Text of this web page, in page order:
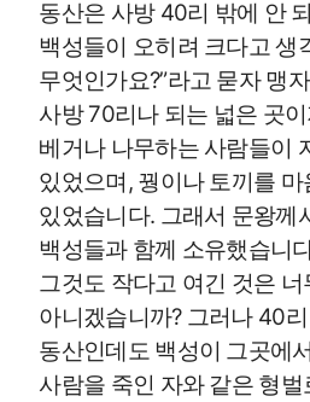
동산은 사방 40리 밖에 안
백성들이 오히려 크다고 생
무엇인가요?”라고 묻자 맹
사방 70리나 되는 넓은 곳
베거나 나무하는 사람들이
있었으며, 꿩이나 토끼를
있었습니다. 그래서 문왕께
백성들과 함께 소유했습니
그것도 작다고 여긴 것은 너
아니겠습니까? 그러나 40
동산인데도 백성이 그곳에
사람을 죽인 자와 같은 형